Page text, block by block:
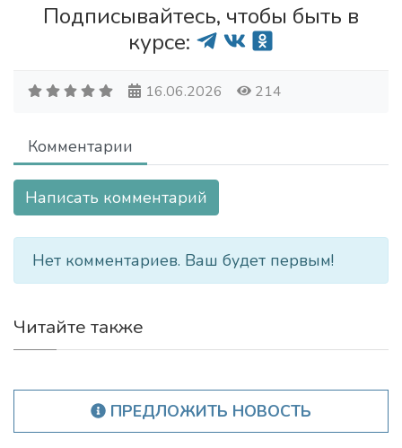
Подписывайтесь, чтобы быть в
курсе:
16.06.2026 214
Комментарии
Написать комментарий
Нет комментариев. Ваш будет первым!
Читайте также
ПРЕДЛОЖИТЬ НОВОСТЬ